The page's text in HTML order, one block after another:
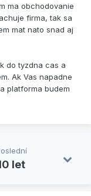
ma obchodovanie
firma, tak sa
mat nato snad aj
do tyzdna cas a
Ak Vas napadne
platforma budem
let